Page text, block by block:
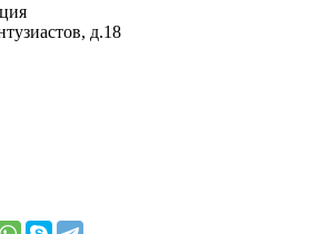
д.18